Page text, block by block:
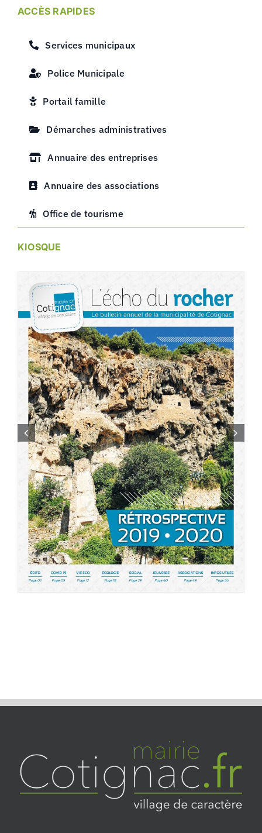
ACCÈS RAPIDES
Services municipaux
Police Municipale
Portail famille
Démarches administratives
Annuaire des entreprises
Annuaire des associations
Office de tourisme
KIOSQUE